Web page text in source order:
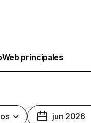
Web principales
jun 2026